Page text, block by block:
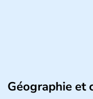
Géographie et